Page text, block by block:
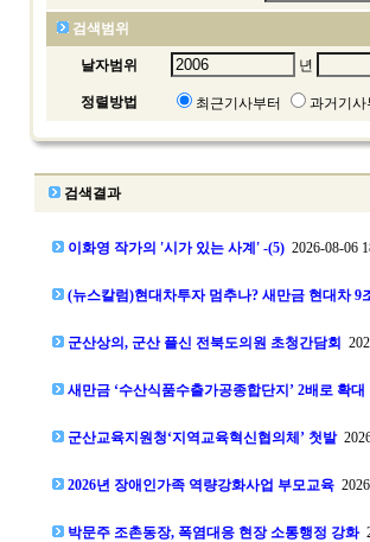
검색범위
날자범위 년
정렬방법 최근기사부터 과거기사
검색결과
이화영 작가의 '시가 있는 사계' -(5) 2026-08-06
(뉴스칼럼)현대차투자 멈추나? 새만금 현대차 9
군산상의, 군산 플신 전북도의원 초청간담회
새만금 ‘수산식품수출가공종합단지’ 2배로 확대
군산교육지원청‘지역교육혁신협의체’ 첫발
2026년 장애인가족 역량강화사업 부모교육
박문주 조촌동장, 폭염대응 현장 소통행정 강화